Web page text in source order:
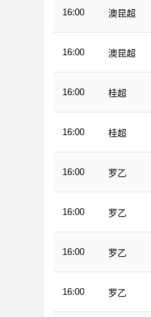
16:00 澳昆超
16:00 澳昆超
16:00 桂超
16:00 桂超
16:00 罗乙
16:00 罗乙
16:00 罗乙
16:00 罗乙